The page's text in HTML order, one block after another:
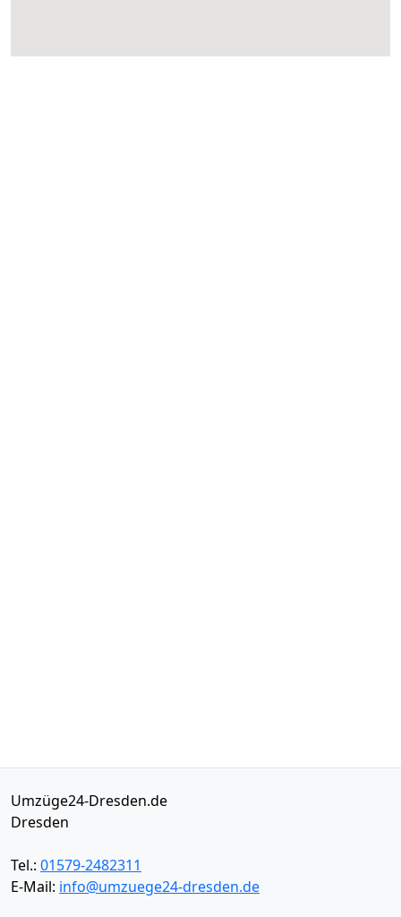
Umzüge24-Dresden.de
Dresden
Tel.: 01579-2482311
E-Mail: info@umzuege24-dresden.de